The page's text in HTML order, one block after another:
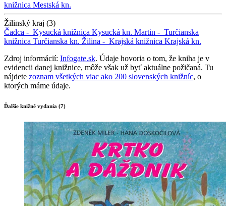
knižnica Mestská kn.
Žilinský kraj (3)
Čadca - Kysucká knižnica Kysucká kn. Martin - Turčianska
knižnica Turčianska kn. Žilina - Krajská knižnica Krajská kn.
Zdroj informácií: Infogate.sk. Údaje hovoria o tom, že kniha je v
evidencii danej knižnice, môže však už byť aktuálne požičaná. Tu
nájdete zoznam všetkých viac ako 200 slovenských knižníc, o
ktorých máme údaje.
Ďalšie knižné vydania (7)